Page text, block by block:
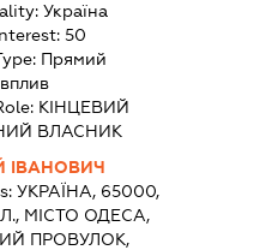
Україна
50
Прямий
КІНЦЕВИЙ
ВЛАСНИК
ІВАНОВИЧ
УКРАЇНА, 65000,
МІСТО ОДЕСА,
ПРОВУЛОК,